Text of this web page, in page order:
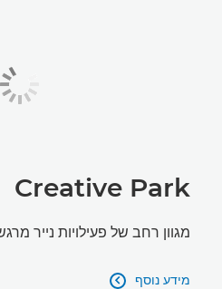
Creative Park
מגוון רחב של פעילויות נייר
מידע נוסף 